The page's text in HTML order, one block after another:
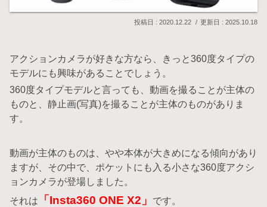
2020.12.22 2025.10.18
アクションカメラが好きな方なら、きっと360度タイプの
モデルにも興味があることでしょう。
360度タイプモデルと言っても、動画を撮ることが主体の
ものと、静止画(写真)を撮ることが主体のものがありま
す。
動画が主体のものは、やや本体が大きめになる傾向があり
ますが、その中で、ポケットにも入る小さな360度アクシ
ョンカメラが登場しました。
それは
「Insta360 ONE X2」 です。